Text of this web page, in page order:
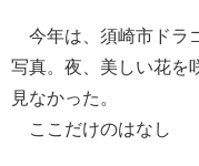
今年は、須崎市ドラ
写真。夜、美しい花を
見なかった。
ここだけのはなし